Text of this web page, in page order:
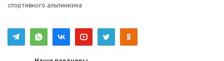
спортивного альпинизма